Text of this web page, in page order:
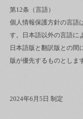
第12条（言語）
個人情報保護方針の言語
す。日本語以外の言語に
日本語版と翻訳版との間
版が優先するものとしま
2024年6月5日 制定